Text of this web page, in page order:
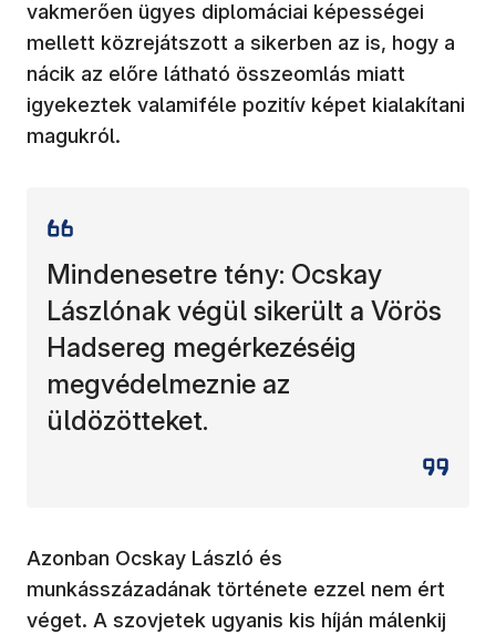
vakmerően ügyes diplomáciai képességei
mellett közrejátszott a sikerben az is, hogy a
nácik az előre látható összeomlás miatt
igyekeztek valamiféle pozitív képet kialakítani
magukról.
Mindenesetre tény: Ocskay
Lászlónak végül sikerült a Vörös
Hadsereg megérkezéséig
megvédelmeznie az
üldözötteket.
Azonban Ocskay László és
munkásszázadának története ezzel nem ért
véget. A szovjetek ugyanis kis híján málenkij